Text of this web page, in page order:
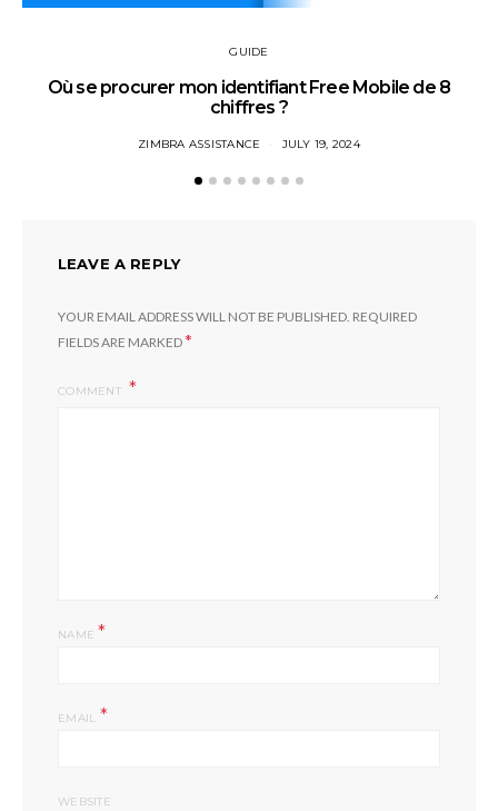
GUIDE
Où se procurer mon identifiant Free Mobile de 8
chiffres ?
ZIMBRA ASSISTANCE JULY 19, 2024
LEAVE A REPLY
YOUR EMAIL ADDRESS WILL NOT BE PUBLISHED. REQUIRED
FIELDS ARE MARKED*
COMMENT
NAME *
EMAIL *
WEBSITE